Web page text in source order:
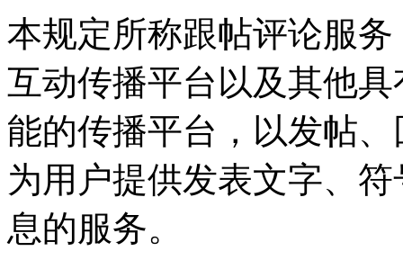
本规定所称跟帖评论服
互动传播平台以及其他
能的传播平台，以发帖
为用户提供发表文字、
息的服务。